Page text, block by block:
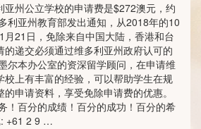
亚州公立学校的申请费是$272澳元，约
利亚州教育部发出通知，从2018年的10
月21日，免除来自中国大陆，香港和台
的递交必须通过维多利亚州政府认可的
尔本办公室的资深留学顾问，在申请维
校上有丰富的经验，可以帮助学生在规
申请资料，享受免除申请费的优惠。
！百分的成绩！百分的成功！百分的希
: +61 2 9 …